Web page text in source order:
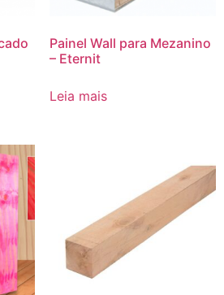
Painel Wall para Mezanino
– Eternit
Leia mais